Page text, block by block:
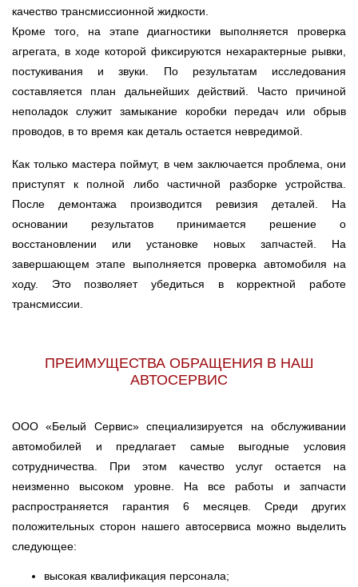
качество трансмиссионной жидкости.
Кроме того, на этапе диагностики выполняется проверка
агрегата, в ходе которой фиксируются нехарактерные рывки,
постукивания и звуки. По результатам исследования
составляется план дальнейших действий. Часто причиной
неполадок служит замыкание коробки передач или обрыв
проводов, в то время как деталь остается невредимой.
Как только мастера поймут, в чем заключается проблема, они
приступят к полной либо частичной разборке устройства.
После демонтажа производится ревизия деталей. На
основании результатов принимается решение о
восстановлении или установке новых запчастей. На
завершающем этапе выполняется проверка автомобиля на
ходу. Это позволяет убедиться в корректной работе
трансмиссии.
ПРЕИМУЩЕСТВА ОБРАЩЕНИЯ В НАШ
АВТОСЕРВИС
ООО «Белый Сервис» специализируется на обслуживании
автомобилей и предлагает самые выгодные условия
сотрудничества. При этом качество услуг остается на
неизменно высоком уровне. На все работы и запчасти
распространяется гарантия 6 месяцев. Среди других
положительных сторон нашего автосервиса можно выделить
следующее:
высокая квалификация персонала;